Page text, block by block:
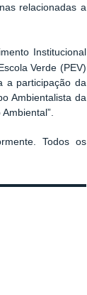
relacionadas a
Institucional
Verde (PEV)
a participação da
Ambientalista da
Todos os